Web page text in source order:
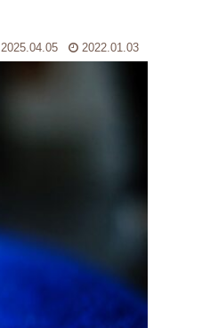
2025.04.05 2022.01.03